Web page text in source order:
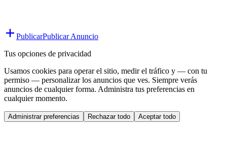
PublicarPublicar Anuncio
Tus opciones de privacidad
Usamos cookies para operar el sitio, medir el tráfico y — con tu
permiso — personalizar los anuncios que ves. Siempre verás
anuncios de cualquier forma. Administra tus preferencias en
cualquier momento.
Administrar preferencias Rechazar todo Aceptar todo